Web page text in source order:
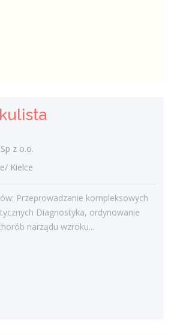
z o.o.
Kielce
Przeprowadzanie kompleksowych
Diagnostyka, ordynowanie
narządu wzroku...